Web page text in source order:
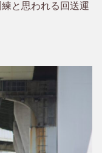
と思われる回送運